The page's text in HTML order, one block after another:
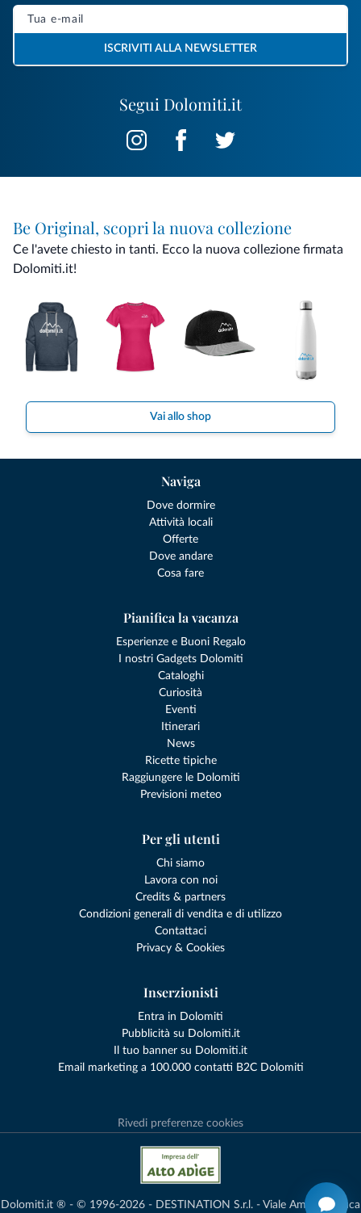
Segui Dolomiti.it
ISCRIVITI ALLA NEWSLETTER
Be Original, scopri la nuova collezione
Ce l'avete chiesto in tanti. Ecco la nuova collezione firmata
Dolomiti.it!
Vai allo shop
Naviga
Dove dormire
Attività locali
Offerte
Dove andare
Cosa fare
Pianifica la vacanza
Esperienze e Buoni Regalo
I nostri Gadgets Dolomiti
Cataloghi
Curiosità
Eventi
Itinerari
News
Ricette tipiche
Raggiungere le Dolomiti
Previsioni meteo
Per gli utenti
Chi siamo
Lavora con noi
Credits & partners
Condizioni generali di vendita e di utilizzo
Contattaci
Privacy & Cookies
Inserzionisti
Entra in Dolomiti
Pubblicità su Dolomiti.it
Il tuo banner su Dolomiti.it
Email marketing a 100.000 contatti B2C Dolomiti
Rivedi preferenze cookies
Dolomiti.it ® - © 1996-2026 - DESTINATION S.r.l. - Viale Amedeo Duca